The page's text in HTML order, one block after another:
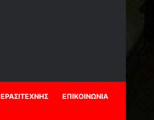
ΕΡΑΣΙΤΕΧΝΗΣ ΕΠΙΚΟΙΝΩΝΙΑ